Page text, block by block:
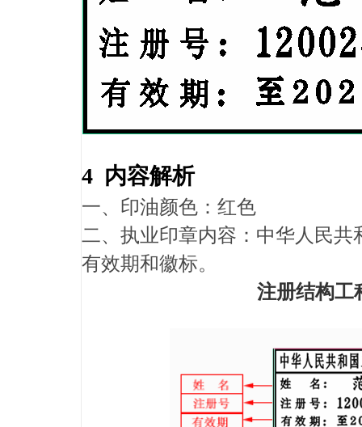
4 内容解析
一、印油颜色：红色
二、执业印章内容：中华人民
有效期和徽标。
注册结构工